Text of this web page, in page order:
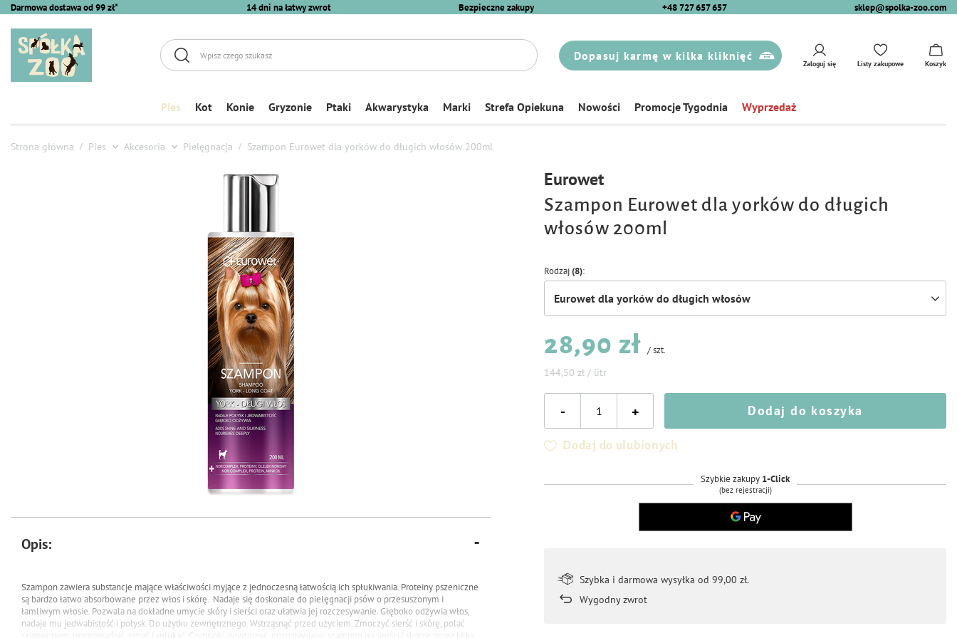
Darmowa dostawa od 99 zł* 14 dni na łatwy zwrot Bezpieczne zakupy +48 727 657 657 sklep@spolka-zoo.com
Dopasuj karmę w kilka kliknięć
Zaloguj się Listy zakupowe Koszyk
Pies Kot Konie Gryzonie Ptaki Akwarystyka Marki Strefa Opiekuna Nowości Promocje Tygodnia Wyprzedaż
Strona główna Pies Akcesoria Pielęgnacja Szampon Eurowet dla yorków do długich włosów 200ml
Eurowet
Szampon Eurowet dla yorków do długich
włosów 200ml
Rodzaj(8)
Eurowet dla yorków do długich włosów
28,90 zł /szt.
144,50 zł / litr
- + Dodaj do koszyka
Dodaj do ulubionych
Szybkie zakupy 1-Click
(bez rejestracji)
Szybka i darmowa wysyłka od 99,00 zł.
Wygodny zwrot
Opis:
Szampon zawiera substancje mające właściwości myjące z jednoczesną łatwością ich spłukiwania. Proteiny pszeniczne
są bardzo łatwo absorbowane przez włos i skórę. Nadaje się doskonale do pielęgnacji psów o przesuszonym i
łamliwym włosie. Pozwala na dokładne umycie skóry i sierści oraz ułatwia jej rozczesywanie. Głęboko odżywia włos,
nadaje mu jedwabistość i połysk. Do użytku zewnętrznego. Wstrząsnąć przed użyciem. Zmoczyć sierść i skórę, polać
szamponem, rozprowadzić, umyć i spłukać. Czynność powtórzyć, pozostawiając szampon na sierści i skórze przez kilka